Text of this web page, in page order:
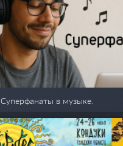
Суперфанаты в музыке.